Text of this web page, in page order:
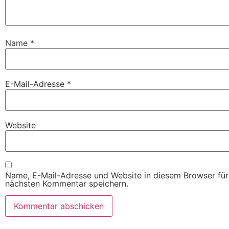
Name *
E-Mail-Adresse *
Website
Name, E-Mail-Adresse und Website in diesem Browser
nächsten Kommentar speichern.